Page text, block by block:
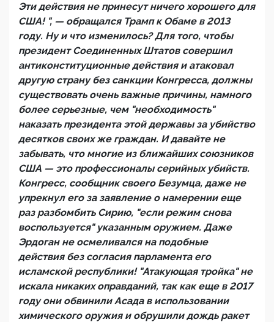
Эти действия не принесут ничего хорошего для
США! ", — обращался Трамп к Обаме в 2013
году. Ну и что изменилось? Для того, чтобы
президент Соединенных Штатов совершил
антиконституционные действия и атаковал
другую страну без санкции Конгресса, должны
существовать очень важные причины, намного
более серьезные, чем "необходимость"
наказать президента этой державы за убийство
десятков своих же граждан. И давайте не
забывать, что многие из ближайших союзников
США — это профессионалы серийных убийств.
Конгресс, сообщник своего Безумца, даже не
упрекнул его за заявление о намерении еще
раз разбомбить Сирию, "если режим снова
воспользуется" указанным оружием. Даже
Эрдоган не осмеливался на подобные
действия без согласия парламента его
исламской республики! "Атакующая тройка" не
искала никаких оправданий, так как еще в 2017
году они обвинили Асада в использовании
химического оружия и обрушили дождь ракет